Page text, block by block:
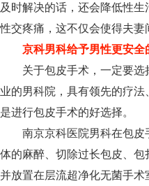
及时解决的话，还会降低性
性交疼痛，这不仅会使得夫
京科男科给予男性更安全
关于包皮手术，一定要选择
业的男科院，具有领先的疗
是进行包皮手术的好选择。
南京京科医院男科在包皮手
体的麻醉、切除过长包皮、
并放置在层流超净化无菌手